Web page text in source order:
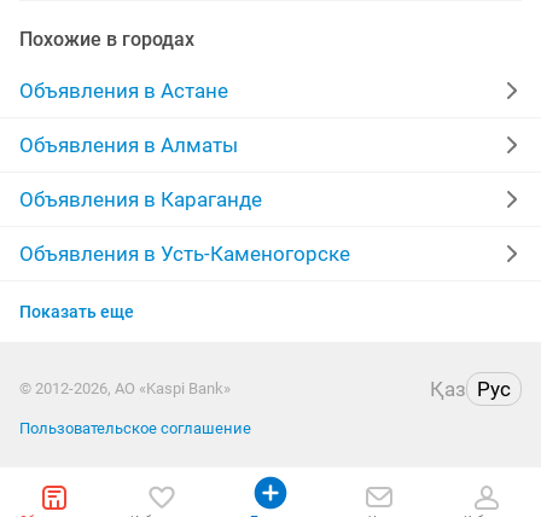
любая работа работа от 1
работа на вечер охрана работа
работа бухгалтера работа дома
работа в выходные грузчик работа
Похожие в городах
Объявления в Астане
Объявления в Алматы
Объявления в Караганде
Объявления в Усть-Каменогорске
Объявления в Актобе
Объявления в Атырау
Показать еще
© 2012-2026, АО «Kaspi Bank» Қаз Рус
Пользовательское соглашение